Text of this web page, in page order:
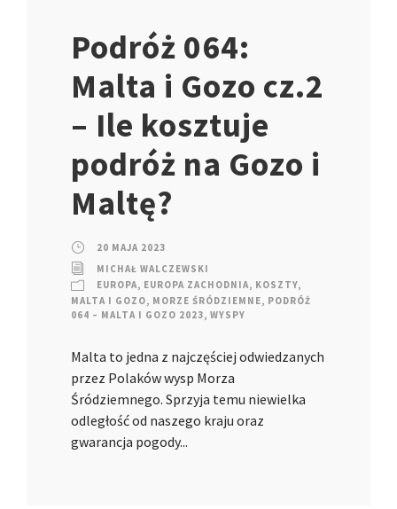
Podróż 064:
Malta i Gozo cz.2
– Ile kosztuje
podróż na Gozo i
Maltę?
20 MAJA 2023
MICHAŁ WALCZEWSKI
EUROPA, EUROPA ZACHODNIA, KOSZTY,
MALTA I GOZO, MORZE ŚRÓDZIEMNE, PODRÓŻ
064 – MALTA I GOZO 2023, WYSPY
Malta to jedna z najczęściej odwiedzanych
przez Polaków wysp Morza
Śródziemnego. Sprzyja temu niewielka
odległość od naszego kraju oraz
gwarancja pogody...